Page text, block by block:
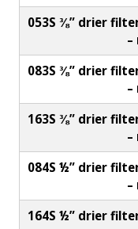
053S ⅜” drier
–
083S ⅜” drier
–
163S ⅜” drier
–
084S ½” drier
–
164S ½” drier